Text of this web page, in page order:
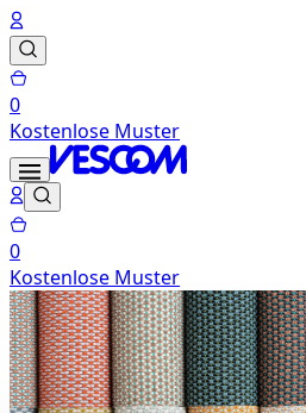
0
Kostenlose Muster
0
Kostenlose Muster